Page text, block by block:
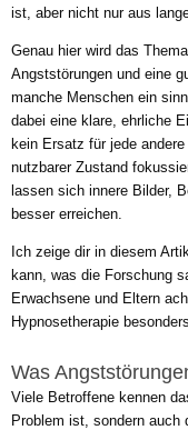
ist, aber nicht nur aus
Genau hier wird das
Angststörungen und eine
manche Menschen ein
dabei eine klare, ehrliche
kein Ersatz für jede
nutzbarer Zustand
lassen sich innere Bilder,
besser erreichen.
Ich zeige dir in diesem
kann, was die Forschung
Erwachsene und Eltern
Hypnosetherapie
Was
Viele Betroffene kennen
Problem ist, sondern auch